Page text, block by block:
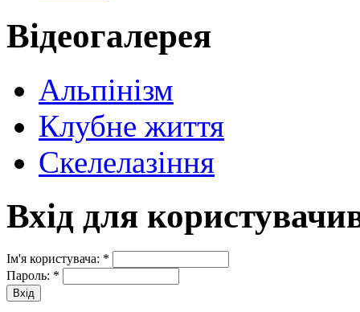
Відеогалерея
Альпінізм
Клубне життя
Скелелазіння
Вхід для
Ім'я користувача: *
Пароль: *